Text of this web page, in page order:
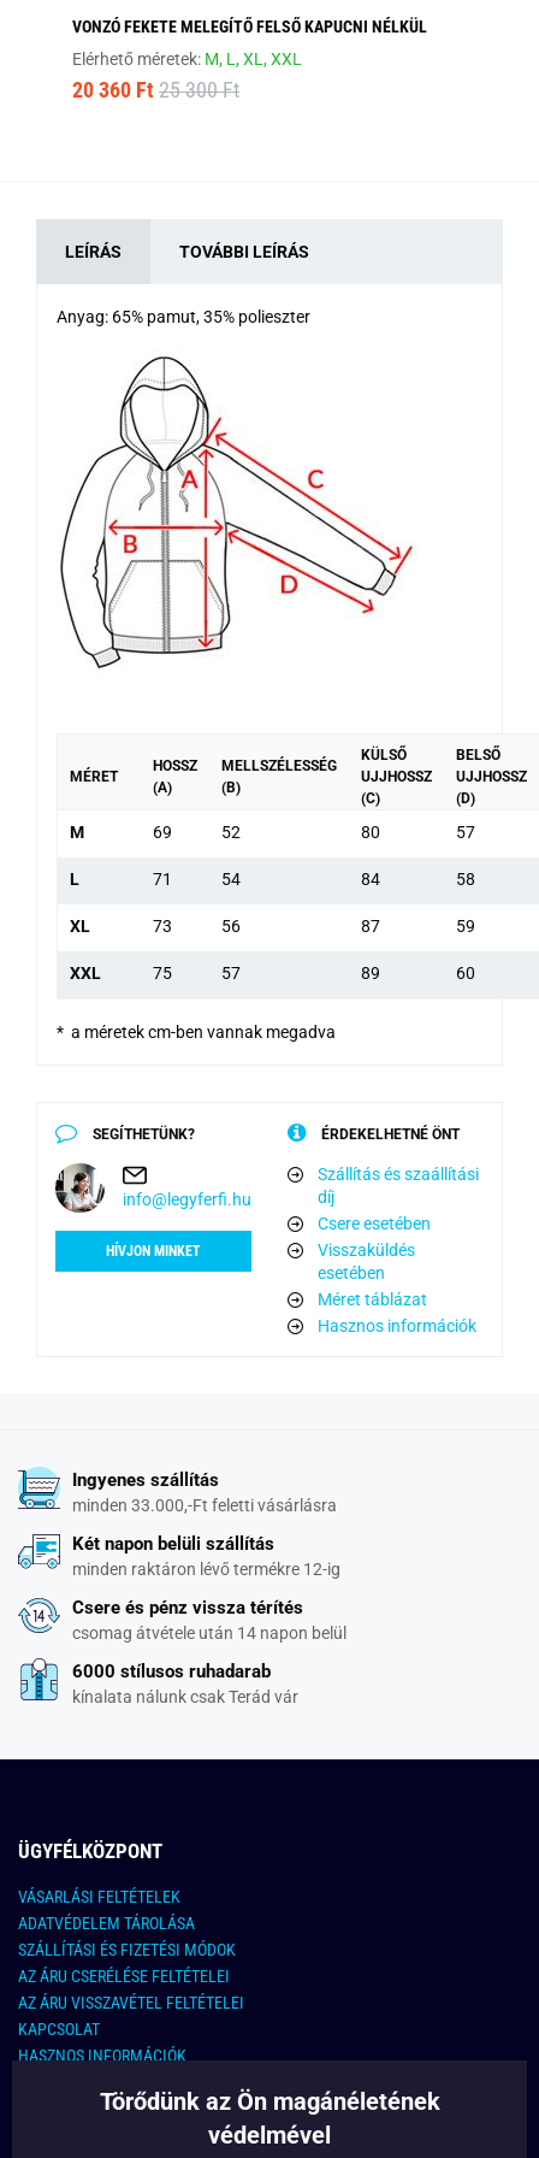
VONZÓ FEKETE MELEGÍTŐ FELSŐ KAPUCNI NÉLKÜL
Elérhető méretek: M, L,XL,XXL
20 360 Ft 25 300 Ft
LEÍRÁS TOVÁBBI LEÍRÁS
Anyag: 65% pamut, 35% polieszter
MÉRET
HOSSZ
(A)
MELLSZÉLESSÉG
(B)
KÜLSŐ
UJJHOSSZ
(C)
BELSŐ
UJJHOSSZ
(D)
M 69 52 80 57
L 71 54 84 58
XL 73 56 87 59
XXL 75 57 89 60
* a méretek cm-ben vannak megadva
SEGÍTHETÜNK?
info@legyferfi.hu
HÍVJON MINKET
ÉRDEKELHETNÉ ÖNT
Szállítás és szaállítási
díj
Csere esetében
Visszaküldés
esetében
Méret táblázat
Hasznos információk
Ingyenes szállítás
minden 33.000,-Ft feletti vásárlásra
Két napon belüli szállítás
minden raktáron lévő termékre 12-ig
Csere és pénz vissza térítés
csomag átvétele után 14 napon belül
6000 stílusos ruhadarab
kínalata nálunk csak Terád vár
ÜGYFÉLKÖZPONT
VÁSARLÁSI FELTÉTELEK
ADATVÉDELEM TÁROLÁSA
SZÁLLÍTÁSI ÉS FIZETÉSI MÓDOK
AZ ÁRU CSERÉLÉSE FELTÉTELEI
AZ ÁRU VISSZAVÉTEL FELTÉTELEI
KAPCSOLAT
HASZNOS INFORMÁCIÓK
KAPCSOLATTörődünk az Ön magánéletének
védelmével